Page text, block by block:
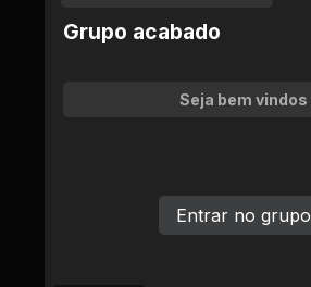
Grupo acabado
Seja bem vindos
Entrar no grupo